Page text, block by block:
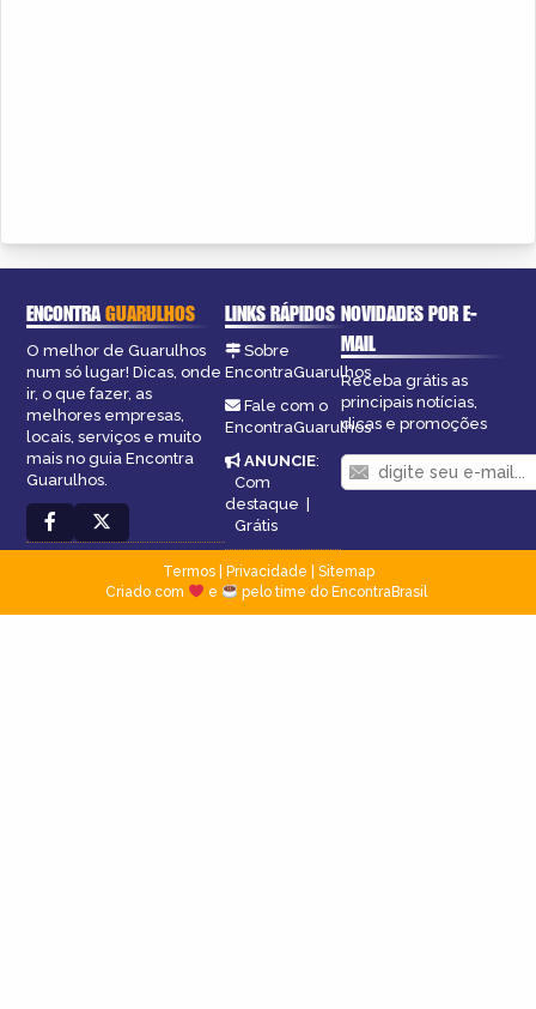
ENCONTRAGUARULHOS
O melhor de Guarulhos
num só lugar! Dicas, onde
ir, o que fazer, as
melhores empresas,
locais, serviços e muito
mais no guia Encontra
Guarulhos.
LINKS RÁPIDOS
Sobre
EncontraGuarulhos
Fale com o
EncontraGuarulhos
ANUNCIE:
Com
destaque |
Grátis
NOVIDADES POR E-
MAIL
Receba grátis as
principais notícias,
dicas e promoções
Termos| Privacidade
Sitemap
Criado com
e pelo time do EncontraBrasil